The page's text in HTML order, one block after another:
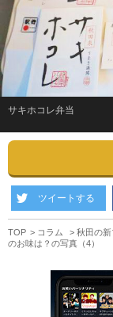
サキホコレ弁当
ツイートする
TOP コラム
秋田の
のお味は？の写真（4）